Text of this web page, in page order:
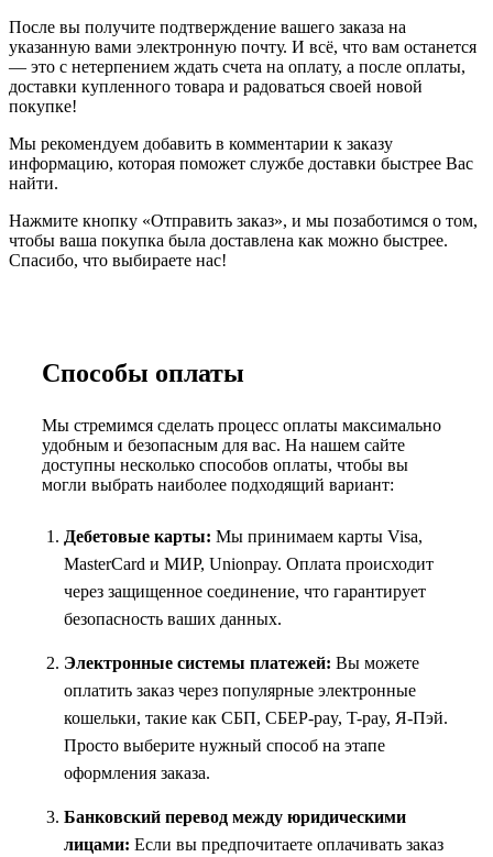
После вы получите подтверждение вашего заказа на
указанную вами электронную почту. И всё, что вам останется
— это с нетерпением ждать счета на оплату, а после оплаты,
доставки купленного товара и радоваться своей новой
покупке!
Мы рекомендуем добавить в комментарии к заказу
информацию, которая поможет службе доставки быстрее Вас
найти.
Нажмите кнопку «Отправить заказ», и мы позаботимся о том,
чтобы ваша покупка была доставлена как можно быстрее.
Спасибо, что выбираете нас!
Способы оплаты
Мы стремимся сделать процесс оплаты максимально
удобным и безопасным для вас. На нашем сайте
доступны несколько способов оплаты, чтобы вы
могли выбрать наиболее подходящий вариант:
Дебетовые карты: Мы принимаем карты Visa,
MasterCard и МИР, Unionpay. Оплата происходит
через защищенное соединение, что гарантирует
безопасность ваших данных.
Электронные системы платежей: Вы можете
оплатить заказ через популярные электронные
кошельки, такие как СБП, СБЕР-pay, T-pay, Я-Пэй.
Просто выберите нужный способ на этапе
оформления заказа.
Банковский перевод между юридическими
лицами: Если вы предпочитаете оплачивать заказ